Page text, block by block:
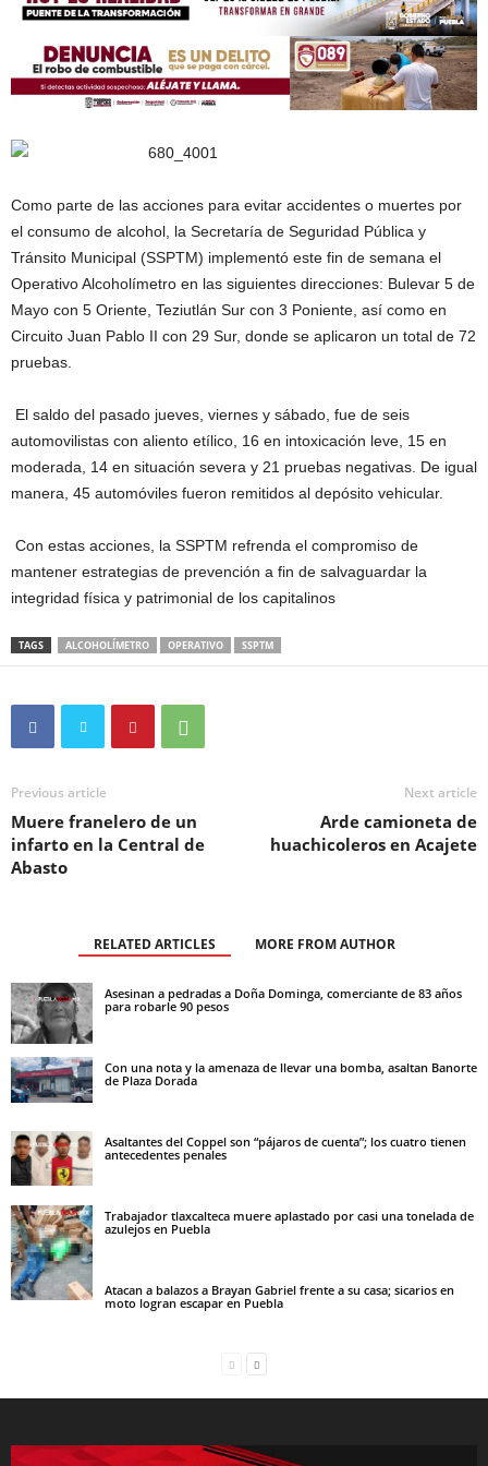
Como parte de las acciones para evitar accidentes o muertes por
el consumo de alcohol, la Secretaría de Seguridad Pública y
Tránsito Municipal (SSPTM) implementó este fin de semana el
Operativo Alcoholímetro en las siguientes direcciones: Bulevar 5 de
Mayo con 5 Oriente, Teziutlán Sur con 3 Poniente, así como en
Circuito Juan Pablo II con 29 Sur, donde se aplicaron un total de 72
pruebas.
El saldo del pasado jueves, viernes y sábado, fue de seis
automovilistas con aliento etílico, 16 en intoxicación leve, 15 en
moderada, 14 en situación severa y 21 pruebas negativas. De igual
manera, 45 automóviles fueron remitidos al depósito vehicular.
Con estas acciones, la SSPTM refrenda el compromiso de
mantener estrategias de prevención a fin de salvaguardar la
integridad física y patrimonial de los capitalinos
TAGS ALCOHOLÍMETRO OPERATIVO SSPTM
Previous article
Muere franelero de un
infarto en la Central de
Abasto
Next article
Arde camioneta de
huachicoleros en Acajete
RELATED ARTICLES MORE FROM AUTHOR
Asesinan a pedradas a Doña Dominga, comerciante de 83 años
para robarle 90 pesos
Con una nota y la amenaza de llevar una bomba, asaltan Banorte
de Plaza Dorada
Asaltantes del Coppel son “pájaros de cuenta”; los cuatro tienen
antecedentes penales
Trabajador tlaxcalteca muere aplastado por casi una tonelada de
azulejos en Puebla
Atacan a balazos a Brayan Gabriel frente a su casa; sicarios en
moto logran escapar en Puebla